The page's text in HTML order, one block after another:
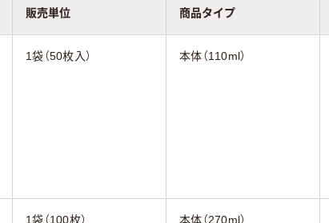
販売単位 商品タイプ
1袋（50枚入） 本体（110ml）
1袋（100枚） 本体（270ml）